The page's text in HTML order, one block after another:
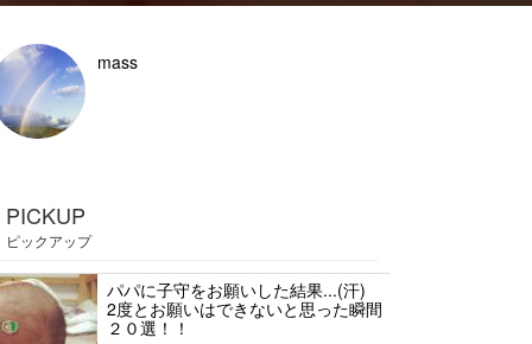
mass
PICKUP
ピックアップ
パパに子守をお願いした結果...(汗)
2度とお願いはできないと思った瞬間
２０選！！